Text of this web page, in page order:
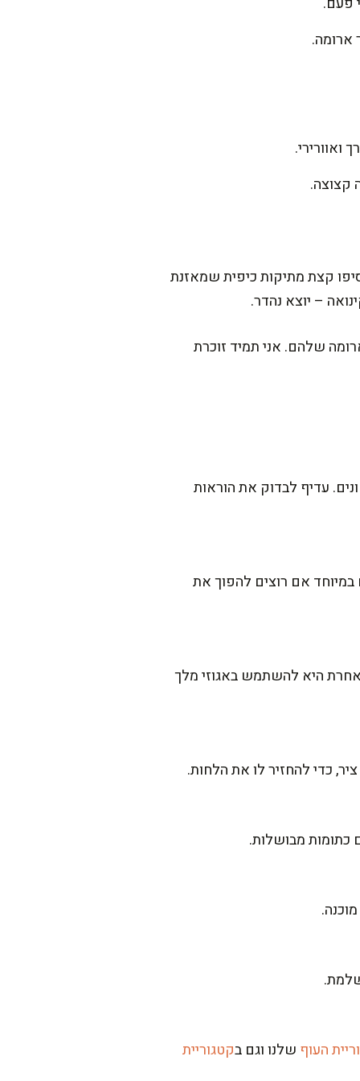
ארומה.
קצת מתיקות כיפית שמאזנת
– יוצא נהדר.
שלהם. אני תמיד זוכרת
עדיף לבדוק את הוראות
במיוחד אם רוצים להפוך את
היא להשתמש באגוזי מלך
כדי להחזיר לו את הלחות.
כתומות מבושלות.
העוף שלנו וגם בקטגוריית